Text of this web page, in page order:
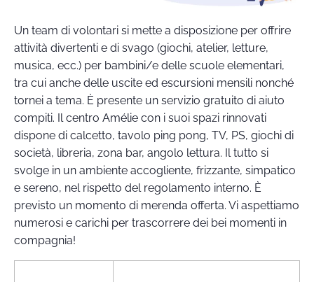
Un team di volontari si mette a disposizione per offrire
attività divertenti e di svago (giochi, atelier, letture,
musica, ecc.) per bambini/e delle scuole elementari,
tra cui anche delle uscite ed escursioni mensili nonché
tornei a tema. È presente un servizio gratuito di aiuto
compiti. Il centro Amélie con i suoi spazi rinnovati
dispone di calcetto, tavolo ping pong, TV, PS, giochi di
società, libreria, zona bar, angolo lettura. Il tutto si
svolge in un ambiente accogliente, frizzante, simpatico
e sereno, nel rispetto del regolamento interno. È
previsto un momento di merenda offerta. Vi aspettiamo
numerosi e carichi per trascorrere dei bei momenti in
compagnia!